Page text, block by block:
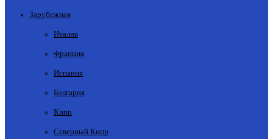
Зарубежная
Италия
Франция
Испания
Болгария
Кипр
Северный Кипр